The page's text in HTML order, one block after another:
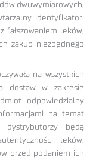
dwuwymiarowych,
identyfikator.
fałszowaniem leków,
zakup niezbędnego
na wszystkich
dostaw w zakresie
odpowiedzialny
na temat
będą
leków,
przed podaniem ich